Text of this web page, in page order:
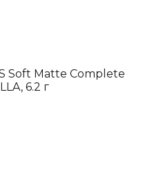
Soft Matte Complete
6.2 г